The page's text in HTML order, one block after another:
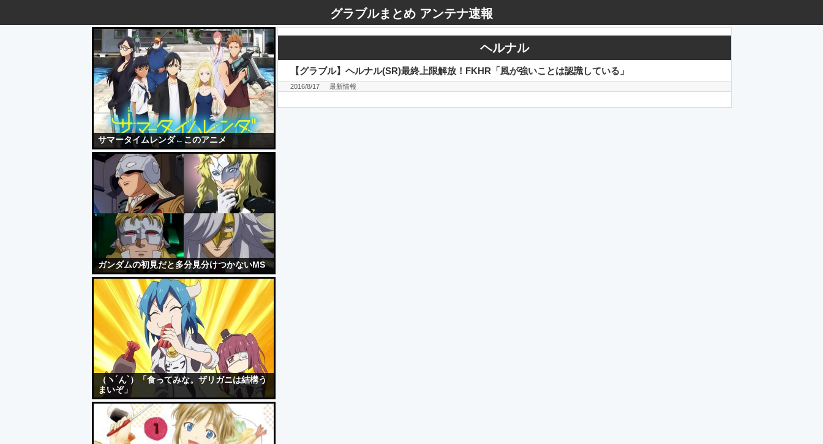
グラブルまとめ アンテナ速報
ヘルナル
【グラブル】ヘルナル(SR)最終上限解放！FKHR「風が強いことは認識している」
2016/8/17 最新情報
サマータイムレンダ←このアニメ
ガンダムの初見だと多分見分けつかないMS
（ヽ´ん`）「食ってみな。ザリガニは結構う
まいぞ」